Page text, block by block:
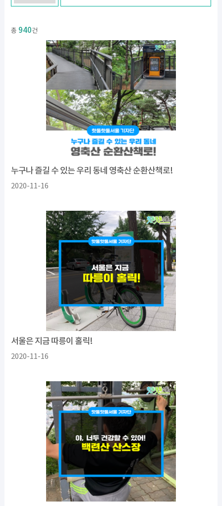
총 940건
누구나 즐길 수 있는 우리 동네 영축산 순환산책로!
2020-11-16
서울은 지금 따릉이 홀릭!
2020-11-16